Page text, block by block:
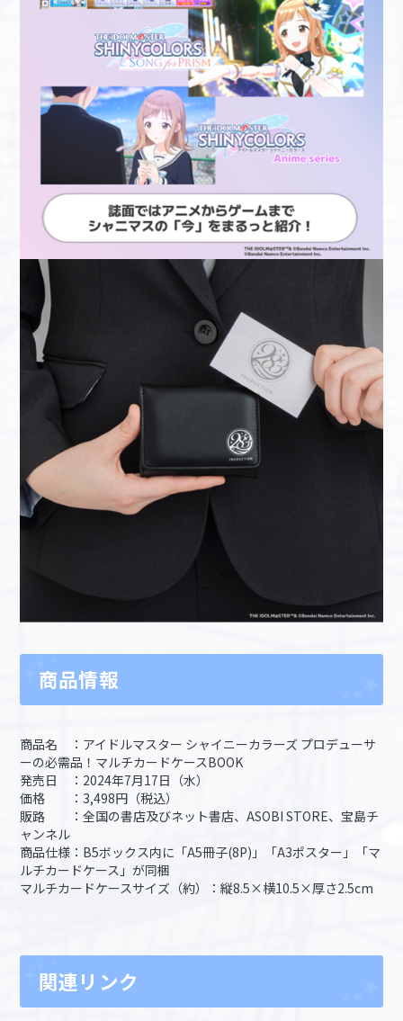
商品情報
商品名 ：アイドルマスター シャイニーカラーズ プロデューサ
ーの必需品！マルチカードケースBOOK
発売日 ：2024年7月17日（水）
価格 ：3,498円（税込）
販路 ：全国の書店及びネット書店、ASOBI STORE、宝島チ
ャンネル
商品仕様：B5ボックス内に「A5冊子(8P)」「A3ポスター」「マ
ルチカードケース」が同梱
マルチカードケースサイズ（約）：縦8.5×横10.5×厚さ2.5cm
関連リンク